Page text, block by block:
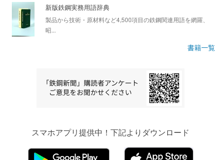
新版鉄鋼実務用語辞典
製品から技術・原材料など4,500項目の鉄鋼関連用語を網羅、
昭...
書籍一覧
スマホアプリ提供中！下記よりダウンロード